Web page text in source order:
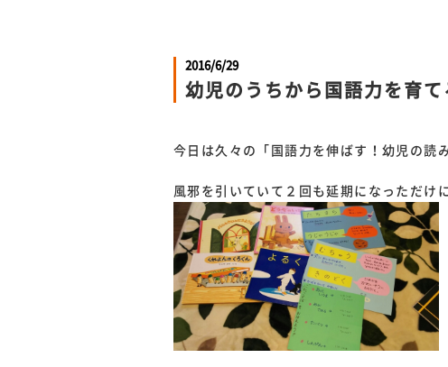
2016/6/29
幼児のうちから国語力を育て
今日は久々の「国語力を伸ばす！幼児の読
風邪を引いていて２回も延期になっただけ